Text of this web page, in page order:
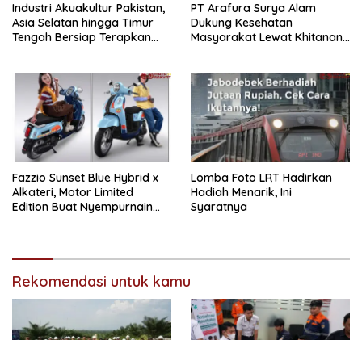
Industri Akuakultur Pakistan,
Asia Selatan hingga Timur
Tengah Bersiap Terapkan
PT Arafura Surya Alam
Dukung Kesehatan
Masyarakat Lewat Khitanan
Fazzio Sunset Blue Hybrid x
Alkateri, Motor Limited
Edition Buat Nyempurnain
Lomba Foto LRT Hadirkan
Hadiah Menarik, Ini
Syaratnya
Rekomendasi untuk kamu